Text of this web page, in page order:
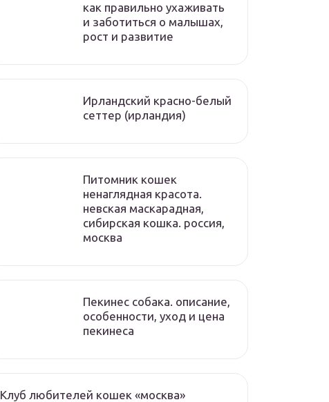
как правильно ухаживать
и заботиться о малышах,
рост и развитие
Ирландский красно-белый
сеттер (ирландия)
Питомник кошек
ненаглядная красота.
невская маскарадная,
сибирская кошка. россия,
москва
Пекинес собака. описание,
особенности, уход и цена
пекинеса
Клуб любителей кошек «москва»